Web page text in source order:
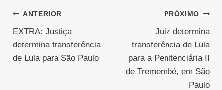
Navegação
de
Post
ANTERIOR
EXTRA: Justiça
determina transferência
de Lula para São Paulo
PRÓXIMO
Juiz determina
transferência de Lula
para a Penitenciária II
de Tremembé, em São
Paulo